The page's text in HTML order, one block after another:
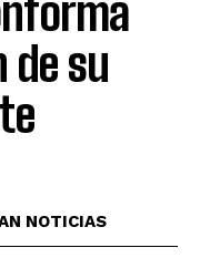
de su
NOTICIAS